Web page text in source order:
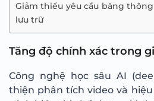
Giảm thiểu yêu cầu băng
lưu trữ
Tăng độ chính xác trong
Công nghệ học sâu AI
thiện phân tích video và